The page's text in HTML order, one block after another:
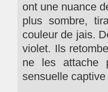
ont une nuance
plus sombre,
couleur de jais.
violet. Ils
ne les attache
sensuelle captive